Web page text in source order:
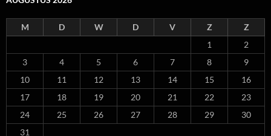
M D W D V Z
Z
1
2
3
4 5 6 7 8
9
10
11 12 13 14 15
16
17
18 19 20 21 22
23
24
25 26 27 28 29
30
31